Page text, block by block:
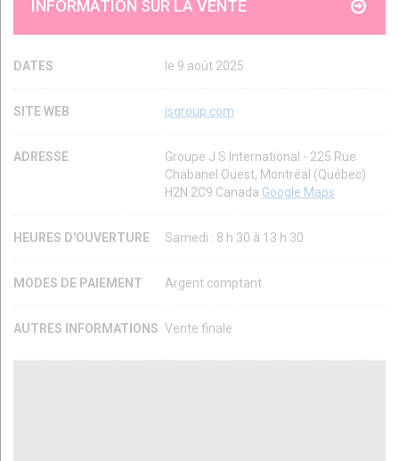
INFORMATION SUR LA VENTE
DATES le 9 août 2025
SITE WEB jsgroup.com
ADRESSE
Groupe J S International - 225 Rue
Chabanel Ouest, Montréal (Québec)
H2N 2C9 Canada Google Maps
HEURES D'OUVERTURE Samedi : 8 h 30 à 13 h 30
MODES DE PAIEMENT Argent comptant
AUTRES INFORMATIONS Vente finale